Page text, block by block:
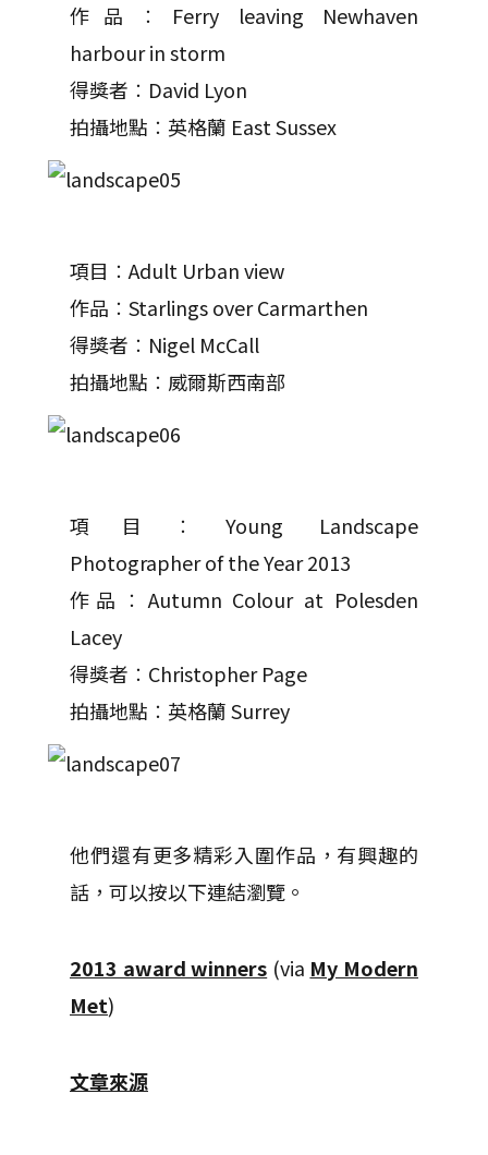
作品︰Ferry leaving Newhaven
harbour in storm
得獎者︰David Lyon
拍攝地點︰英格蘭 East Sussex
項目︰Adult Urban view
作品︰Starlings over Carmarthen
得獎者︰Nigel McCall
拍攝地點︰威爾斯西南部
項目︰Young Landscape
Photographer of the Year 2013
作品︰Autumn Colour at Polesden
Lacey
得獎者︰Christopher Page
拍攝地點︰英格蘭 Surrey
他們還有更多精彩入圍作品，有興趣的
話，可以按以下連結瀏覽。
2013 award winners (via My Modern
Met)
文章來源